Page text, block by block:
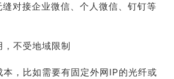
对接企业微信、个人微信、钉钉等
不受地域限制
，比如需要有固定外网IP的光纤或